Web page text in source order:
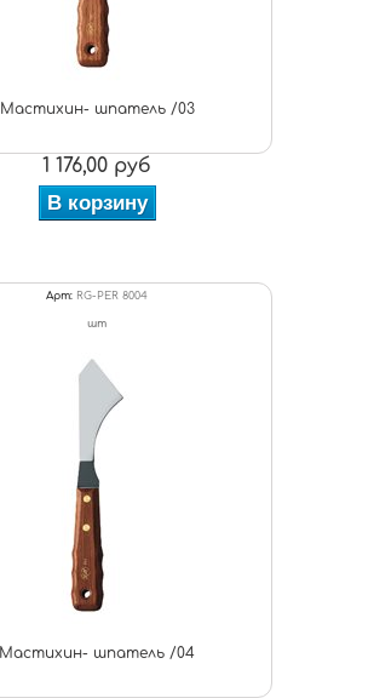
Мастихин- шпатель /03
1 176,00 руб
В корзину
Арт: RG-PER 8004
шт
Мастихин- шпатель /04